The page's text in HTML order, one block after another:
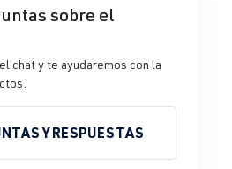
sobre el
chat y te ayudaremos con la
Y RESPUESTAS